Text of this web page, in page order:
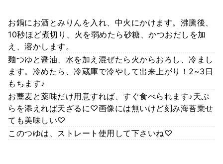
お鍋にお酒とみりんを入れ、中火にかけます。沸騰後、
10秒ほど煮切り、火を弱めたら砂糖、かつおだしを加
え、溶かします。
麺つゆと醤油、水を加え混ぜたら火からおろし、冷まし
ます。冷めたら、冷蔵庫で冷やして出来上がり！2~3日
もちます♪
お蕎麦と薬味だけ用意すれば、すぐ食べられます♪天ぷ
らを添えれば天ざるに♡画像には無いけど刻み海苔乗せ
ても美味しい♡
このつゆは、ストレート使用して下さいね♡